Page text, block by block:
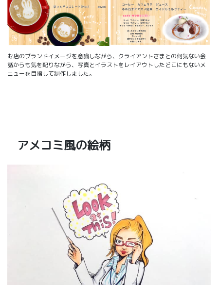
お店のブランドイメージを意識しながら、クライアントさまとの何気ない会
話からも気を配りながら、写真とイラストをレイアウトしたどこにもないメ
ニューを目指して制作しました。
アメコミ風の絵柄